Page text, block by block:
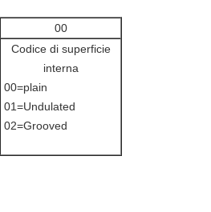
00
Codice di superficie
interna
00=plain
01=Undulated
02=Grooved